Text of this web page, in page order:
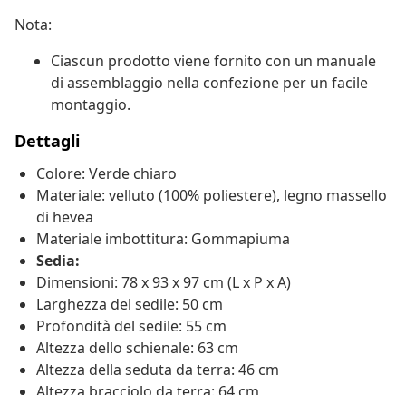
Nota:
Ciascun prodotto viene fornito con un manuale
di assemblaggio nella confezione per un facile
montaggio.
Dettagli
Colore: Verde chiaro
Materiale: velluto (100% poliestere), legno massello
di hevea
Materiale imbottitura: Gommapiuma
Sedia:
Dimensioni: 78 x 93 x 97 cm (L x P x A)
Larghezza del sedile: 50 cm
Profondità del sedile: 55 cm
Altezza dello schienale: 63 cm
Altezza della seduta da terra: 46 cm